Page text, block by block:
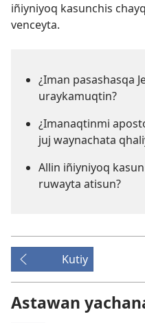
iñiyniyoq kasunchis
venceyta.
¿Iman pasashasqa
uraykamuqtin?
¿Imanaqtinmi
juj waynachata
Allin iñiyniyoq
ruwayta atisun?
Kutiy
Astawan